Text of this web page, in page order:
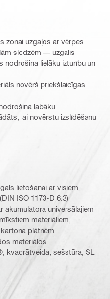
zonai uzgaļos ar vērpes
slodzēm — uzgalis
nodrošina lielāku izturību un
novērš priekšlaicīgas
labāku
lai novērstu izslīdēšanu
lietošanai ar visiem
ISO 1173-D 6.3)
akumulatora universālajiem
materiāliem,
plātnēm
materiālos
kvadrātveida, sešstūra, SL